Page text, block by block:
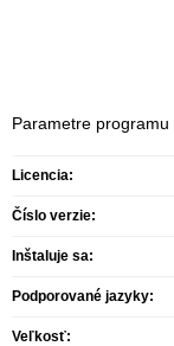
Parametre programu
Licencia:
Číslo verzie:
Inštaluje sa:
Podporované jazyky:
Veľkosť: